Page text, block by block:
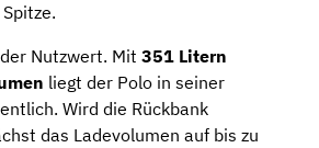
Spitze.
Nutzwert. Mit 351 Litern
liegt der Polo in seiner
Wird die Rückbank
das Ladevolumen auf bis zu